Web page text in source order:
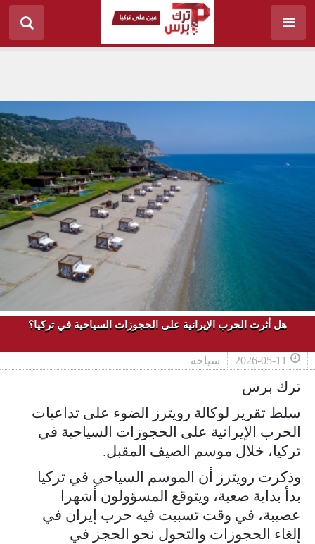
هل أثرت الحرب الإيرانية على الحجوزات السياحية في تركيا؟
2026-05-11 سياحة
ترك برس
سلط تقرير لوكالة رويترز الضوء على تداعيات
الحرب الإيرانية على الحجوزات السياحية في
تركيا، خلال موسم الصيف المقبل.
وذكرت رويترز أن الموسم السياحي في تركيا
بدأ بداية صعبة، ويتوقع المسؤولون أشهرا
عصيبة، في وقت تسببت فيه حرب إيران في
إلغاء الحجوزات والتحول نحو الحجز ​في